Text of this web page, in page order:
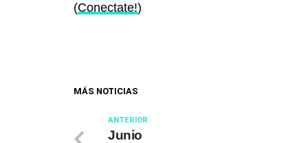
(Conectate!)
MÁS NOTICIAS
ANTERIOR
Junio